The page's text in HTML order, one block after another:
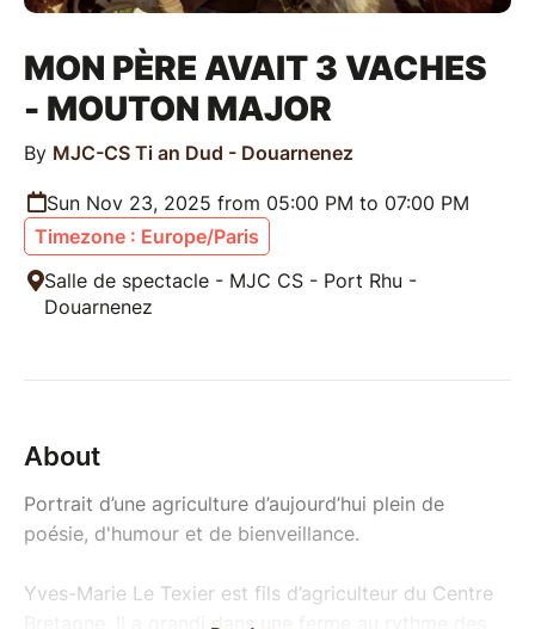
MON PÈRE AVAIT 3 VACHES
- MOUTON MAJOR
By MJC-CS Ti an Dud - Douarnenez
Sun Nov 23, 2025 from 05:00 PM to 07:00 PM
Timezone : Europe/Paris
Salle de spectacle - MJC CS - Port Rhu -
Douarnenez
About
Portrait d’une agriculture d’aujourd’hui plein de
poésie, d'humour et de bienveillance.
Yves-Marie Le Texier est fils d’agriculteur du Centre
Bretagne. Il a grandi dans une ferme au rythme des